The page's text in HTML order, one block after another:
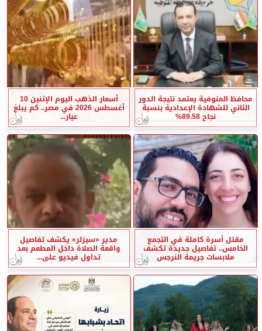
محافظ المنوفية يعتمد نتيجة الدور
الثاني للشهادة الإعدادية بنسبة
نجاح 89.58%
أسعار الذهب اليوم الإثنين 10
أغسطس 2026 في مصر.. كم يبلغ
عيار...
مقتل أسرة كاملة في التجمع
الخامس.. تفاصيل جديدة تكشف
ملابسات جريمة النرجس
مدير «سيزلر» يكشف تفاصيل
واقعة الصلاة داخل المطعم بعد
تداول فيديو على...